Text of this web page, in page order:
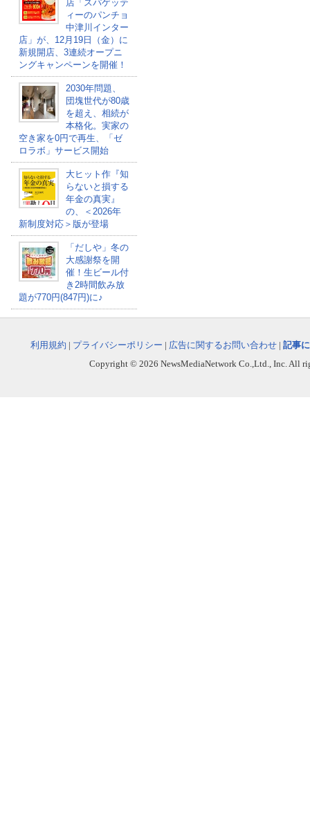
店「スパゲッテ
ィーのパンチョ
中津川インター
店」が、12月19日（金）に
新規開店、3連続オープニ
ングキャンペーンを開催！
2030年問題、
団塊世代が80歳
を超え、相続が
本格化。実家の
空き家を0円で再生、「ゼ
ロラボ」サービス開始
大ヒット作『知
らないと損する
年金の真実』
の、＜2026年
新制度対応＞版が登場
「だしや」冬の
大感謝祭を開
催！生ビール付
き2時間飲み放
題が770円(847円)に♪
利用規約 | プライバシーポリシー | 広告に関するお問い合わせ | 記事
Copyright © 2026 NewsMediaNetwork Co.,Ltd., Inc. All